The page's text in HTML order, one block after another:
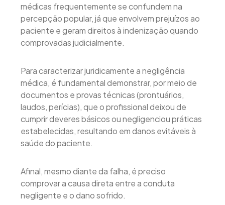
médicas frequentemente se confundem na
percepção popular, já que envolvem prejuízos ao
paciente e geram direitos à indenização quando
comprovadas judicialmente.
Para caracterizar juridicamente a negligência
médica, é fundamental demonstrar, por meio de
documentos e provas técnicas (prontuários,
laudos, perícias), que o profissional deixou de
cumprir deveres básicos ou negligenciou práticas
estabelecidas, resultando em danos evitáveis à
saúde do paciente.
Afinal, mesmo diante da falha, é preciso
comprovar a causa direta entre a conduta
negligente e o dano sofrido.